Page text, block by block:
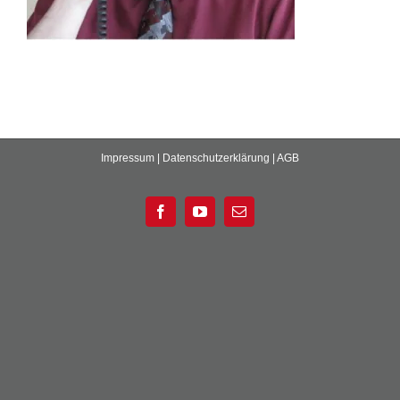
Impressum | Datenschutzerklärung | AGB
FacebookYouTube
E-
Mail